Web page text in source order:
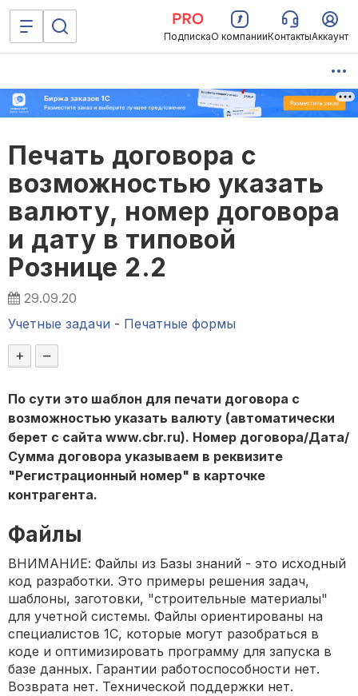
ПодпискаО компанииКонтактыАккаунт
Печать договора с
возможностью указать
валюту, номер договора
и дату в типовой
Рознице 2.2
29.09.20
Учетные задачи - Печатные формы
+
–
По сути это шаблон для печати договора с
возможностью указать валюту (автоматически
берет с сайта www.cbr.ru). Номер договора/Дата/
Сумма договора указываем в реквизите
"Регистрационный номер" в карточке
контрагента.
Файлы
ВНИМАНИЕ: Файлы из Базы знаний - это исходный
код разработки. Это примеры решения задач,
шаблоны, заготовки, "строительные материалы"
для учетной системы. Файлы ориентированы на
специалистов 1С, которые могут разобраться в
коде и оптимизировать программу для запуска в
базе данных. Гарантии работоспособности нет.
Возврата нет. Технической поддержки нет.